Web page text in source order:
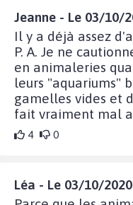
Jeanne - Le 03/10/
Il y a déjà assez
P. A. Je ne
en animaleries
leurs "aquariums"
gamelles vides et
fait vraiment mal
4 0
Léa - Le 03/10/